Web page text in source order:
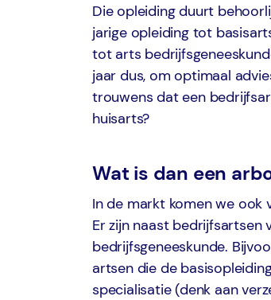
Die opleiding duurt
jarige opleiding tot
tot arts
jaar dus, om optimaal
trouwens dat een
huisarts?
Wat is dan een
In de markt komen we
Er zijn naast bedrijfsartsen
bedrijfsgeneeskunde.
artsen die de
specialisatie (denk aan